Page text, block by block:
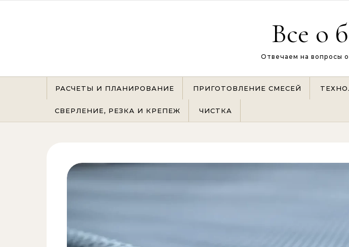
Все о
Отвечаем на вопросы
РАСЧЕТЫ И ПЛАНИРОВАНИЕ ПРИГОТОВЛЕНИЕ СМЕСЕЙ
СВЕРЛЕНИЕ, РЕЗКА И КРЕПЕЖ ЧИСТКА